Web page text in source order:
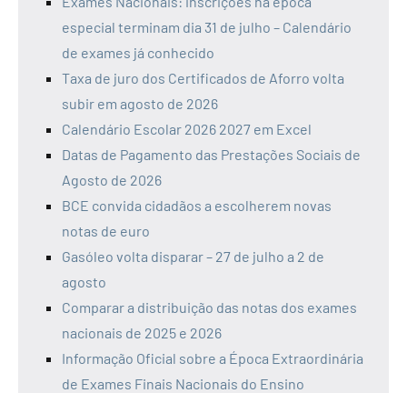
especial terminam dia 31 de julho – Calendário
de exames já conhecido
Taxa de juro dos Certificados de Aforro volta
subir em agosto de 2026
Calendário Escolar 2026 2027 em Excel
Datas de Pagamento das Prestações Sociais de
Agosto de 2026
BCE convida cidadãos a escolherem novas
notas de euro
Gasóleo volta disparar – 27 de julho a 2 de
agosto
Comparar a distribuição das notas dos exames
nacionais de 2025 e 2026
Informação Oficial sobre a Época Extraordinária
de Exames Finais Nacionais do Ensino